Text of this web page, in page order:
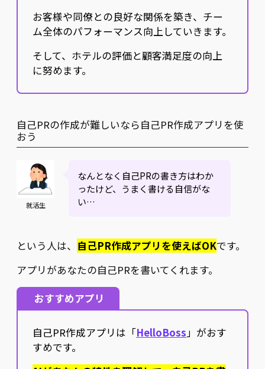
お客様や同僚との良好な関係を築き、チー
ム全体のパフォーマンス向上していきます。
そして、ホテルの評価と顧客満足度の向上
に努めます。
自己PRの作成が難しいなら自己PR作成アプリを使
おう
就活生
なんとなく自己PRの書き方はわか
ったけど、うまく書ける自信がな
い…
という人は、 自己PR作成アプリを使えばOKです。
アプリがあなたの自己PRを書いてくれます。
おすすめアプリ
自己PR作成アプリは「HelloBoss」がおす
すめです。